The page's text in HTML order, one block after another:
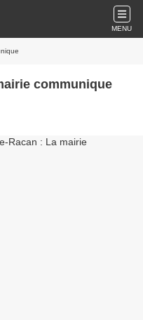
MENU
communique